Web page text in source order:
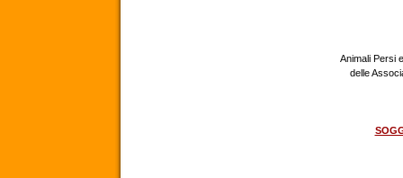
Animali Persi
delle